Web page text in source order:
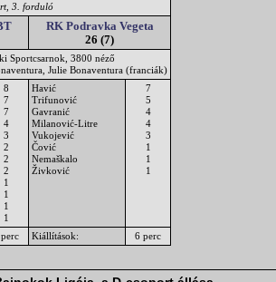
3. forduló
RK Podravka Vegeta
26 (7)
Sportcsarnok, 3800 néző
Julie Bonaventura (franciák)
8
7
7
4
3
2
2
2
1
1
1
1
Havić
Trifunović
Gavranić
Milanović-Litre
Vukojević
Čović
Nemaškalo
Živković
7
5
4
4
3
1
1
1
Kiállítások: 6 perc